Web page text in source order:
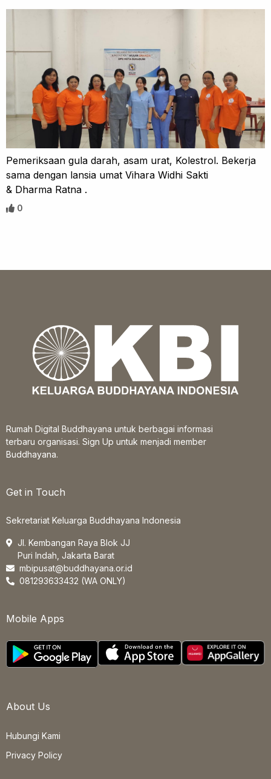
Pemeriksaan gula darah, asam urat, Kolestrol. Bekerja
sama dengan lansia umat Vihara Widhi Sakti
& Dharma Ratna .
0
Rumah Digital Buddhayana untuk berbagai informasi
terbaru organisasi. Sign Up untuk menjadi member
Buddhayana.
Get in Touch
Sekretariat Keluarga Buddhayana Indonesia
Jl. Kembangan Raya Blok JJ
Puri Indah, Jakarta Barat
mbipusat@buddhayana.or.id
081293633432 (WA ONLY)
Mobile Apps
About Us
Hubungi Kami
Privacy Policy